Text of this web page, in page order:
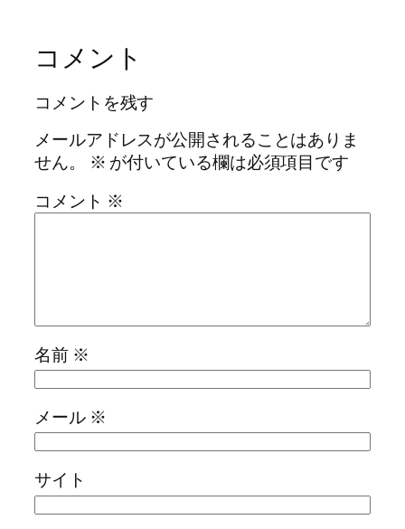
コメント
コメントを残す
メールアドレスが公開されることはありま
せん。
※ が付いている欄は必須項目です
コメント ※
名前 ※
メール ※
サイト